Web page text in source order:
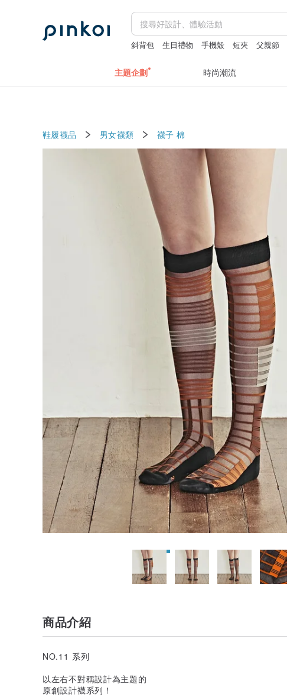
斜背包 生日禮物 手機殼 短夾 父親節
主題企劃 時尚潮流
鞋履襪品 男女襪類 襪子 棉
商品介紹
NO.11 系列
以左右不對稱設計為主題的
原創設計襪系列！